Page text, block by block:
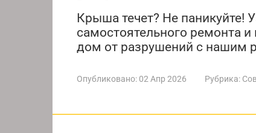
Крыша течет? Не паникуйте!
самостоятельного ремонта
дом от разрушений с нашим
Опубликовано: 02 Апр 2026 Рубрика: